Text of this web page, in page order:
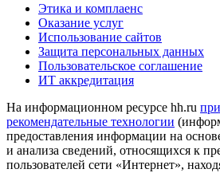
Этика и комплаенс
Оказание услуг
Использование сайтов
Защита персональных данных
Пользовательское соглашение
ИТ аккредитация
На информационном ресурсе hh.ru
рекомендательные технологии
предоставления информации на
и анализа сведений, относящихся к
пользователей сети «Интернет»,